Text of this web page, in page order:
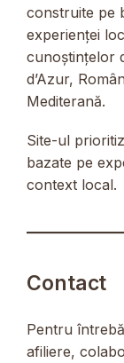
construite pe
experienței
cunoștințelor
d’Azur,
Mediterană.
Site-ul
bazate pe
context local.
Contact
Pentru
afiliere,